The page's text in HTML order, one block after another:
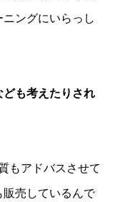
ングにいらっし
も考えたりされ
もアドバスさせて
売しているんで